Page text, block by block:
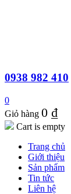
0938 982 410
0
Giỏ hàng 0 ₫
Cart is empty
Trang chủ
Giới thiệu
Sản phẩm
Tin tức
Liên hệ